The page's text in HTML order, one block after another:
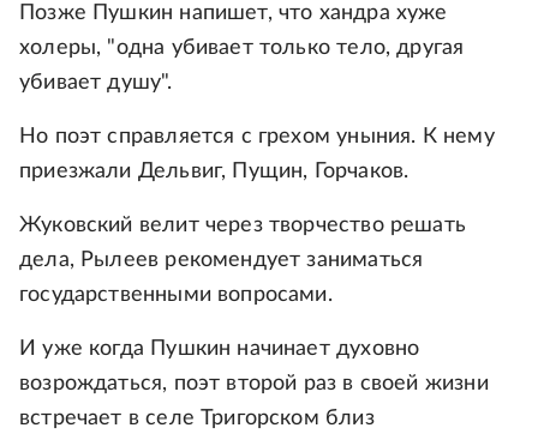
Позже Пушкин напишет, что хандра хуже
холеры, "одна убивает только тело, другая
убивает душу".
Но поэт справляется с грехом уныния. К нему
приезжали Дельвиг, Пущин, Горчаков.
Жуковский велит через творчество решать
дела, Рылеев рекомендует заниматься
государственными вопросами.
И уже когда Пушкин начинает духовно
возрождаться, поэт второй раз в своей жизни
встречает в селе Тригорском близ